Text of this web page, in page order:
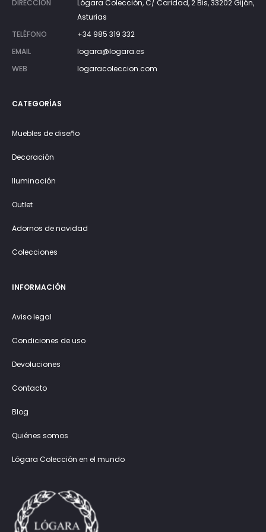
DIRECCIÓN
Lógara Colección, C/ Caridad, 2 Bis, 33202 Gijón,
Asturias
TELÉFONO
+34 985 319 332
EMAIL
logara@logara.es
WEB
logaracoleccion.com
CATEGORÍAS
Muebles de diseño
Decoración
Iluminación
Outlet
Adornos de navidad
Colecciones
INFORMACIÓN
Aviso legal
Condiciones de uso
Devoluciones
Contacto
Blog
Quiénes somos
Lógara Colección en el mundo